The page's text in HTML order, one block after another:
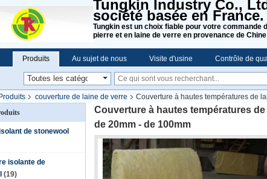
Tungkin Industry Co.,
société basée en France.
Tungkin est un choix fiable pour votre commande
pierre et en laine de verre en provenance de Chine
Produits Au sujet de nous Visite d'usine Contrôle de
Produits couverture de laine de verre
Couverture à hautes températures de
de stonewool
isolante de
(19)
Couverture à hautes températures
de 20mm - de 100mm